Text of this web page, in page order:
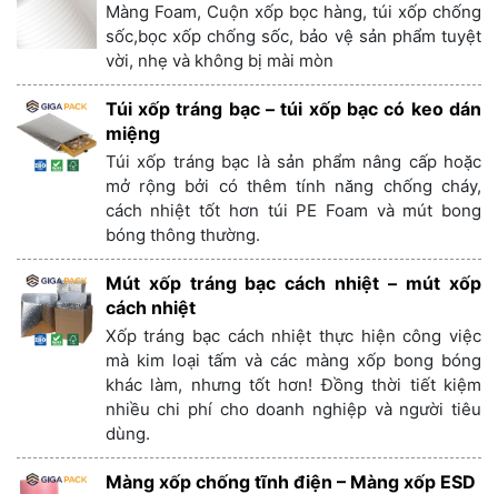
Màng Foam, Cuộn xốp bọc hàng, túi xốp chống
sốc,bọc xốp chống sốc, bảo vệ sản phẩm tuyệt
vời, nhẹ và không bị mài mòn
Túi xốp tráng bạc – túi xốp bạc có keo dán
miệng
Túi xốp tráng bạc là sản phẩm nâng cấp hoặc
mở rộng bởi có thêm tính năng chống cháy,
cách nhiệt tốt hơn túi PE Foam và mút bong
bóng thông thường.
Mút xốp tráng bạc cách nhiệt – mút xốp
cách nhiệt
Xốp tráng bạc cách nhiệt thực hiện công việc
mà kim loại tấm và các màng xốp bong bóng
khác làm, nhưng tốt hơn! Đồng thời tiết kiệm
nhiều chi phí cho doanh nghiệp và người tiêu
dùng.
Màng xốp chống tĩnh điện – Màng xốp ESD